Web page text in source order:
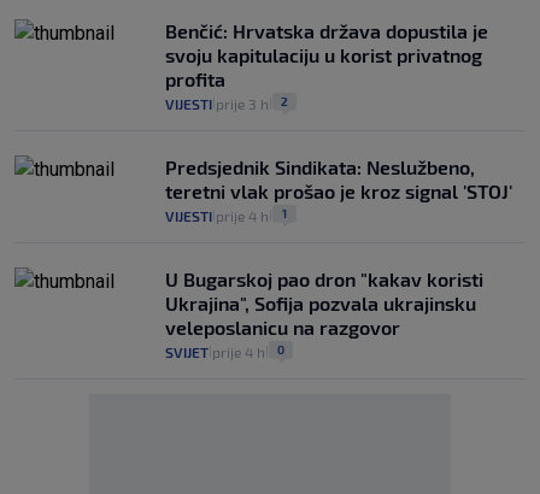
Benčić: Hrvatska država dopustila je
svoju kapitulaciju u korist privatnog
profita
VIJESTI prije 3 h 2
Predsjednik Sindikata: Neslužbeno,
teretni vlak prošao je kroz signal 'STOJ'
VIJESTI prije 4 h 1
U Bugarskoj pao dron "kakav koristi
Ukrajina", Sofija pozvala ukrajinsku
veleposlanicu na razgovor
SVIJET prije 4 h 0